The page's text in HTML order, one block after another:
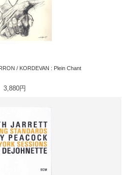
/ KORDEVAN : Plein Chant
3,880円